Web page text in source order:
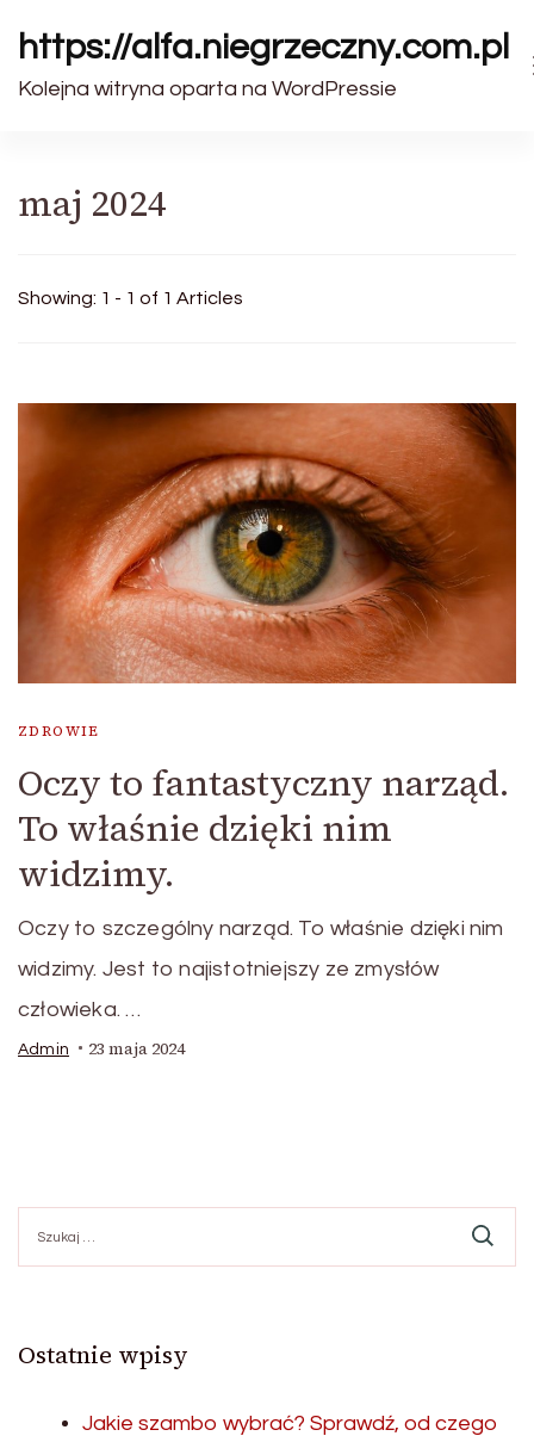
https://alfa.niegrzeczny.com.pl
Kolejna witryna oparta na WordPressie
maj 2024
Showing: 1 - 1 of 1 Articles
ZDROWIE
Oczy to fantastyczny narząd.
To właśnie dzięki nim
widzimy.
Oczy to szczególny narząd. To właśnie dzięki nim
widzimy. Jest to najistotniejszy ze zmysłów
człowieka. …
Admin 23 maja 2024
Ostatnie wpisy
Jakie szambo wybrać? Sprawdź, od czego